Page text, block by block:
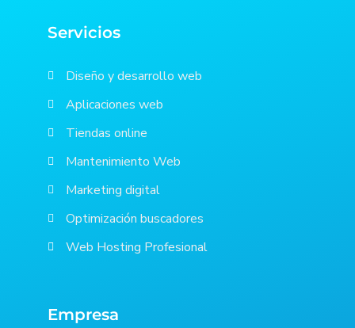
Servicios
Diseño y desarrollo web
Aplicaciones web
Tiendas online
Mantenimiento Web
Marketing digital
Optimización buscadores
Web Hosting Profesional
Empresa